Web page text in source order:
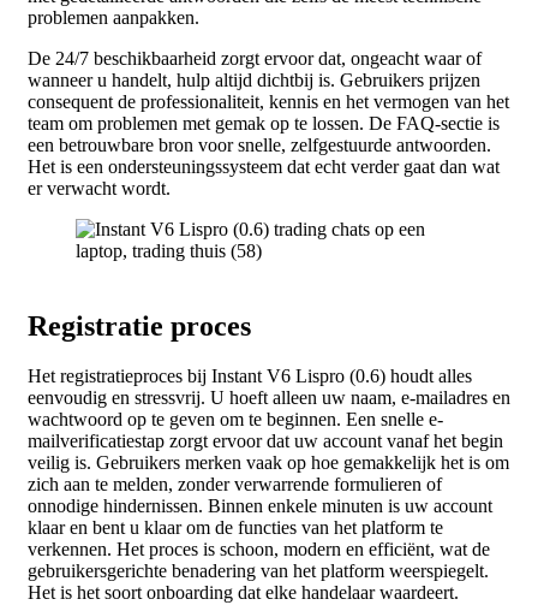
problemen aanpakken.
De 24/7 beschikbaarheid zorgt ervoor dat, ongeacht waar of
wanneer u handelt, hulp altijd dichtbij is. Gebruikers prijzen
consequent de professionaliteit, kennis en het vermogen van het
team om problemen met gemak op te lossen. De FAQ-sectie is
een betrouwbare bron voor snelle, zelfgestuurde antwoorden.
Het is een ondersteuningssysteem dat echt verder gaat dan wat
er verwacht wordt.
Registratie proces
Het registratieproces bij Instant V6 Lispro (0.6) houdt alles
eenvoudig en stressvrij. U hoeft alleen uw naam, e-mailadres en
wachtwoord op te geven om te beginnen. Een snelle e-
mailverificatiestap zorgt ervoor dat uw account vanaf het begin
veilig is. Gebruikers merken vaak op hoe gemakkelijk het is om
zich aan te melden, zonder verwarrende formulieren of
onnodige hindernissen. Binnen enkele minuten is uw account
klaar en bent u klaar om de functies van het platform te
verkennen. Het proces is schoon, modern en efficiënt, wat de
gebruikersgerichte benadering van het platform weerspiegelt.
Het is het soort onboarding dat elke handelaar waardeert.